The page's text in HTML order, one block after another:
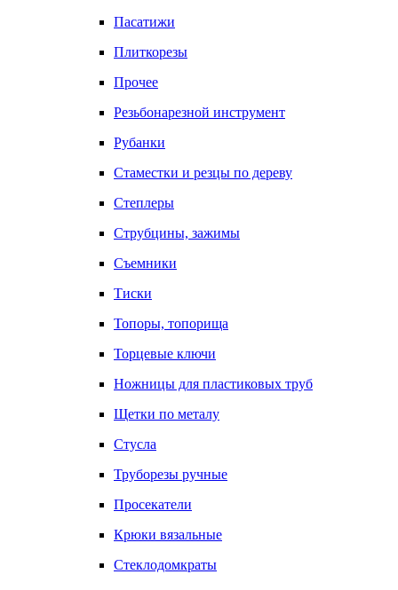
Пасатижи
Плиткорезы
Прочее
Резьбонарезной инструмент
Рубанки
Стаместки и резцы по дереву
Степлеры
Струбцины, зажимы
Съемники
Тиски
Топоры, топорища
Торцевые ключи
Ножницы для пластиковых труб
Щетки по металу
Стусла
Труборезы ручные
Просекатели
Крюки вязальные
Стеклодомкраты